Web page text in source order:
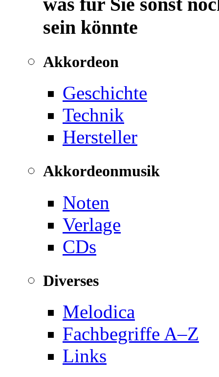
sein könnte
Akkordeon
Geschichte
Technik
Hersteller
Akkordeonmusik
Noten
Verlage
CDs
Diverses
Melodica
Fachbegriffe A–Z
Links